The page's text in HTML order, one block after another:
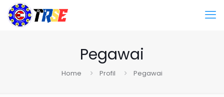
Pegawai
Home Profil Pegawai